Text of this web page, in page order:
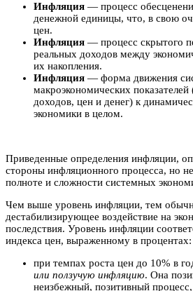
Инфляция — процесс
денежной единицы, что, в свою
цен.
Инфляция — процесс скрытого
реальных доходов между
их накопления.
Инфляция — форма движения
макроэкономических
доходов, цен и денег) к
экономики в целом.
Приведенные определения инфляции,
стороны инфляционного процесса, но
полноте и сложности системных
Чем выше уровень инфляции, тем
дестабилизирующее воздействие на
последствия. Уровень инфляции
индекса цен, выраженному в процентах:
при темпах роста цен до 10% в
или ползучую инфляцию. Она
неизбежный, позитивный процесс,